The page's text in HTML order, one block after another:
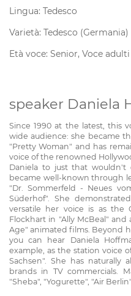
Lingua: Tedesco
Varietà: Tedesco (Germania)
Età voce: Senior, Voce
speaker Daniela
Since 1990 at the latest, this
wide audience: she became
"Pretty Woman" and has
voice of the renowned
Daniela to just that
became well-known through
"Dr. Sommerfeld - Neues
Süderhof". She
versatile her voice is as the
Flockhart in "Ally McBeal"
Age" animated films. Beyond
you can hear Daniela
example, as the station voice
Sachsen". She has naturally
brands in TV commercials.
"Sheba", "Yogurette", "Air